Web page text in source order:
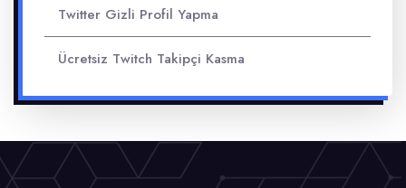
Twitter Gizli Profil Yapma
Ücretsiz Twitch Takipçi Kasma